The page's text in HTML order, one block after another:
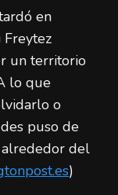
en
Freytez
un territorio
lo que
o
puso de
alrededor del
)